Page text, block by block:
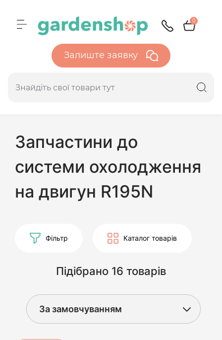
0
Залиште заявку
Запчастини до
системи охолодження
на двигун R195N
Фільтр Каталог товарів
Підібрано 16 товарів